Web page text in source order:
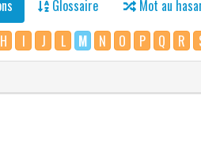
Glossaire Mot au
H I J L M N O P Q R